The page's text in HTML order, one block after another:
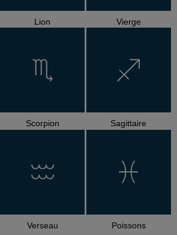
Lion Vierge
Scorpion Sagittaire
Verseau Poissons